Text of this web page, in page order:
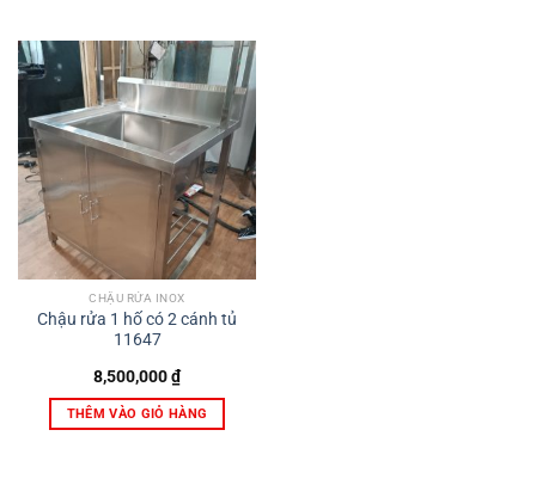
CHẬU RỬA INOX
Chậu rửa 1 hố có 2 cánh tủ
11647
8,500,000₫
THÊM VÀO GIỎ HÀNG